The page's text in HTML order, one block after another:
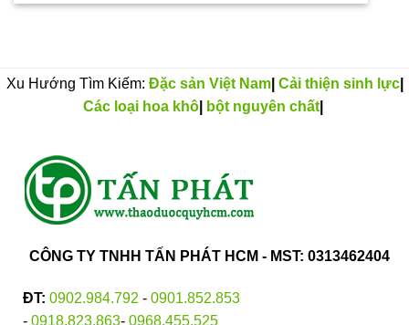
Xu Hướng Tìm Kiếm: Đặc sản Việt Nam| Cải thiện sinh lực|
Các loại hoa khô| bột nguyên chất|
CÔNG TY TNHH TẤN PHÁT HCM - MST: 0313462404
ĐT: 0902.984.792 - 0901.852.853
- 0918.823.863- 0968.455.525